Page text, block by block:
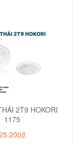
2T9 HOKORI
1175